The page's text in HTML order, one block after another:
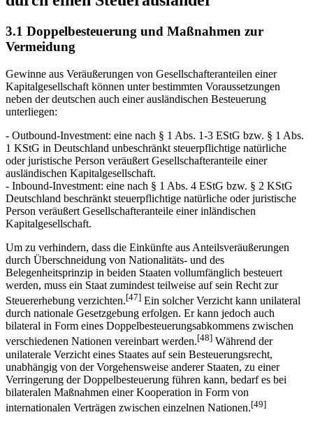
3.1 Doppelbesteuerung und Maßnahmen zur
Vermeidung
Gewinne aus Veräußerungen von Gesellschafteranteilen einer
Kapitalgesellschaft können unter bestimmten Voraussetzungen
neben der deutschen auch einer ausländischen Besteuerung
unterliegen:
- Outbound-Investment: eine nach § 1 Abs. 1-3 EStG bzw. § 1 Abs.
1 KStG in Deutschland unbeschränkt steuerpflichtige natürliche
oder juristische Person veräußert Gesellschafteranteile einer
ausländischen Kapitalgesellschaft.
- Inbound-Investment: eine nach § 1 Abs. 4 EStG bzw. § 2 KStG
Deutschland beschränkt steuerpflichtige natürliche oder juristische
Person veräußert Gesellschafteranteile einer inländischen
Kapitalgesellschaft.
Um zu verhindern, dass die Einkünfte aus Anteilsveräußerungen
durch Überschneidung von Nationalitäts- und des
Belegenheitsprinzip in beiden Staaten vollumfänglich besteuert
werden, muss ein Staat zumindest teilweise auf sein Recht zur
Steuererhebung verzichten.[47] Ein solcher Verzicht kann unilateral
durch nationale Gesetzgebung erfolgen. Er kann jedoch auch
bilateral in Form eines Doppelbesteuerungsabkommens zwischen
verschiedenen Nationen vereinbart werden.[48] Während der
unilaterale Verzicht eines Staates auf sein Besteuerungsrecht,
unabhängig von der Vorgehensweise anderer Staaten, zu einer
Verringerung der Doppelbesteuerung führen kann, bedarf es bei
bilateralen Maßnahmen einer Kooperation in Form von
internationalen Verträgen zwischen einzelnen Nationen.[49]